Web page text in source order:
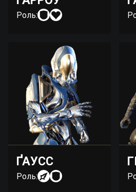
Роль:
ҐАУСС
Роль: